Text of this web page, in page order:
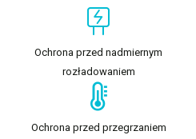
Ochrona przed nadmiernym
rozładowaniem
Ochrona przed przegrzaniem